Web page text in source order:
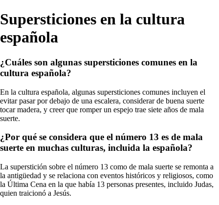
Supersticiones en la cultura
española
¿Cuáles son algunas supersticiones comunes en la
cultura española?
En la cultura española, algunas supersticiones comunes incluyen el
evitar pasar por debajo de una escalera, considerar de buena suerte
tocar madera, y creer que romper un espejo trae siete años de mala
suerte.
¿Por qué se considera que el número 13 es de mala
suerte en muchas culturas, incluida la española?
La superstición sobre el número 13 como de mala suerte se remonta a
la antigüedad y se relaciona con eventos históricos y religiosos, como
la Última Cena en la que había 13 personas presentes, incluido Judas,
quien traicionó a Jesús.